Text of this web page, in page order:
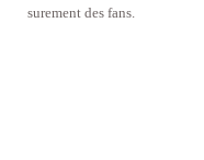
surement des fans.